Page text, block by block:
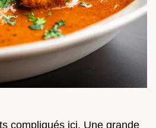
compliqués ici. Une grande